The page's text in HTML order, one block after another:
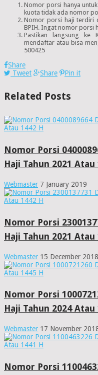
Nomor porsi hanya
kuota tidak ada nomor
Nomor porsi haji terdiri
BPIH. Ingat nomor porsi
Pastikan langsung ke
mendaftar atau bisa
500425
Share
Tweet
Share Pin it
Related Posts
Nomor Porsi
Haji Tahun 2021 Atau
Webmaster 7 January 2019
Nomor Porsi
Haji Tahun 2021 Atau
Webmaster 15 December 2018
Nomor Porsi
Haji Tahun 2024 Atau
Webmaster 17 November
Nomor Porsi